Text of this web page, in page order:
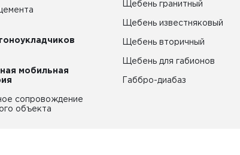
мобильная
сопровождение
объекта
Щебень гранитный
Щебень известняковый
Щебень вторичный
Щебень для габионов
Габбро-диабаз